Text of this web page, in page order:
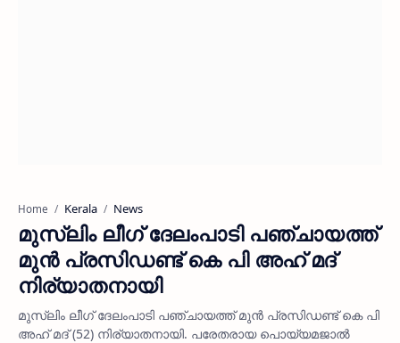
Home Kerala News
മുസ്ലിം ലീഗ് ദേലംപാടി പഞ്ചായത്ത്
മുന്‍ പ്രസിഡണ്ട് കെ പി അഹ് മദ്
നിര്യാതനായി
മുസ്ലിം ലീഗ് ദേലംപാടി പഞ്ചായത്ത് മുന്‍ പ്രസിഡണ്ട് കെ പി
അഹ് മദ് (52) നിര്യാതനായി. പരേതരായ പൊയ്യമജാല്‍